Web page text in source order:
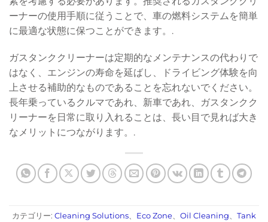
ーナーの使用手順に従うことで、車の燃料システムを簡単
に最適な状態に保つことができます。.
ガスタンククリーナーは定期的なメンテナンスの代わりで
はなく、エンジンの寿命を延ばし、ドライビング体験を向
上させる補助的なものであることを忘れないでください。
長年乗っているクルマであれ、新車であれ、ガスタンクク
リーナーを日常に取り入れることは、長い目で見れば大き
なメリットにつながります。.
カテゴリー: Cleaning Solutions Eco Zone Oil Cleaning
Tank